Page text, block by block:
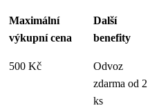
Maximální
výkupní cena
Další
benefity
500 Kč
Odvoz
zdarma od 2
ks